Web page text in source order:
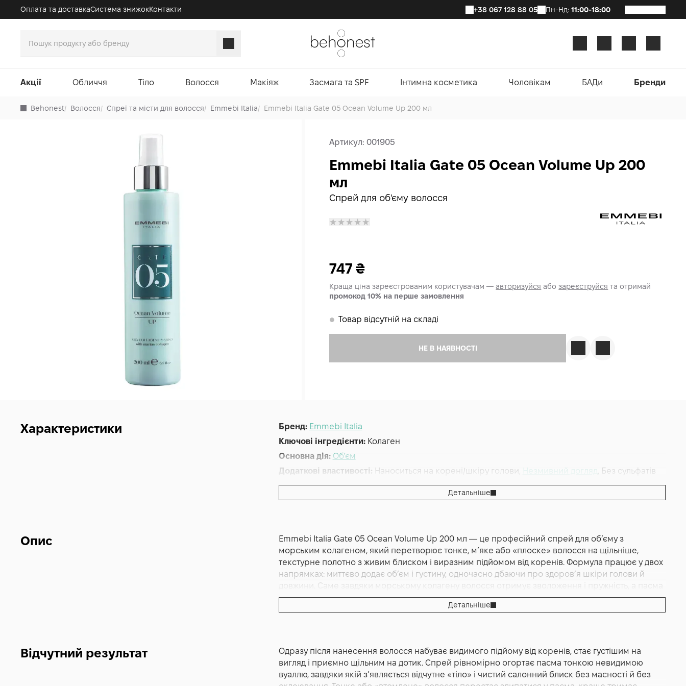
Оплата та доставкаСистема знижокКонтакти +38 067 128 88 05 Пн-Нд: 11:00-18:00
Акції Обличчя Тіло Волосся Макіяж Засмага та SPF Інтимна косметика Чоловікам БАДи Бренди
Behonest/ Волосся/ Спреї та місти для волосся/ Emmebi Italia/ Emmebi Italia Gate 05 Ocean Volume Up 200 мл
Артикул:001905
Спрей для об'єму волосся
Emmebi Italia Gate 05 Ocean Volume Up 200
мл
747₴
Краща ціна зареєстрованим користувачам —авторизуйся абозареєструйся та отримай
промокод 10% на перше замовлення
𒊹 Товар відсутній на складі
НЕ В НАЯВНОСТІ
Характеристики Бренд: Emmebi Italia
Ключові інгредієнти: Колаген
Основна дія: Об'єм
Додаткові властивості: Наноситься на корені/шкіру голови, Незмивний догляд , Без сульфатів
Форма випуску:Спрей
Країна:Італія
Детальніше
Опис
Emmebi Italia Gate 05 Ocean Volume Up 200 мл — це професійний спрей для об’єму з
морським колагеном, який перетворює тонке, м’яке або «плоске» волосся на щільніше,
текстурне полотно з живим блиском і виразним підйомом від коренів. Формула працює у двох
напрямках: миттєво додає об’єм і густину, одночасно дбаючи про здоров’я шкіри голови й
довжини. Саме завдяки морському колагену волосся отримує зволоження і пружність, а пасма
з першого нанесення виглядають м’якшими, гладшими та більш «зібраними». Текстура спрею
легка і повітряна, вона не склеює й не обтяжує, тож волосся зберігає природну рухливість, а
на чисте, і як експрес освіження між шампунюваннями. Формат 200 мл зручний для щоденної
рутини, а маркування sulfate free та перероблюване пакування підтримують відповідальний
підхід до догляду.
Детальніше
Відчутний результат
Одразу після нанесення волосся набуває видимого підйому від коренів, стає густішим на
вигляд і приємно щільним на дотик. Спрей рівномірно огортає пасма тонкою невидимою
вуаллю, завдяки якій з’являється відчутне «тіло» і чистий салонний блиск без масності й без